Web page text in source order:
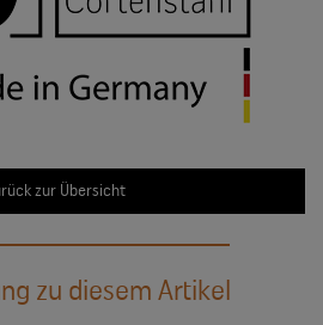
zur Übersicht
zu diesem Artikel